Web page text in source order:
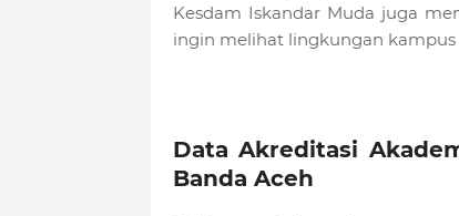
Kesdam Iskandar Muda juga
ingin melihat lingkungan kampus
Data Akreditasi
Banda Aceh